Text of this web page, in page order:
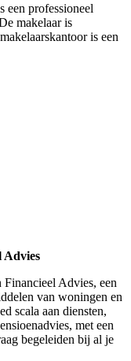
een professioneel
makelaar is
is een
Advies
Advies, een
van woningen en
scala aan diensten,
met een
begeleiden bij al je